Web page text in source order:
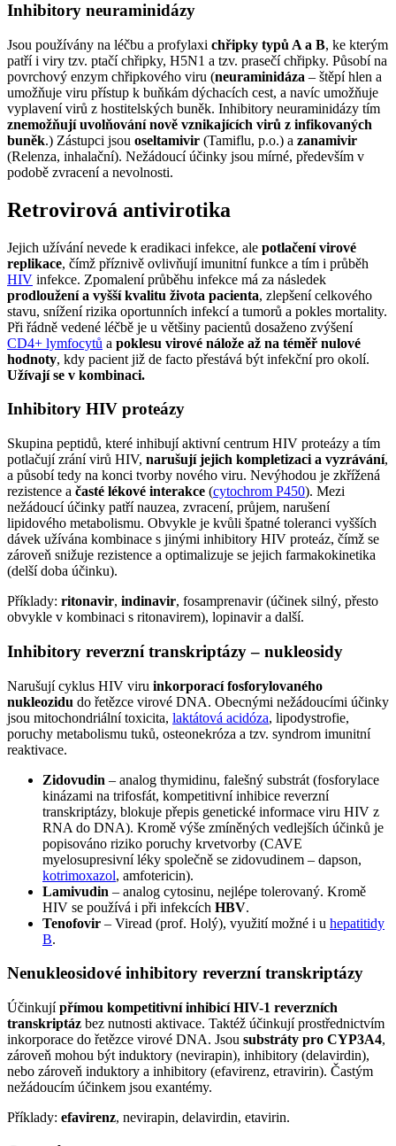
Inhibitory neuraminidázy
Jsou používány na léčbu a profylaxi chřipky typů A a B, ke kterým
patří i viry tzv. ptačí chřipky, H5N1 a tzv. prasečí chřipky. Působí na
povrchový enzym chřipkového viru (neuraminidáza – štěpí hlen a
umožňuje viru přístup k buňkám dýchacích cest, a navíc umožňuje
vyplavení virů z hostitelských buněk. Inhibitory neuraminidázy tím
znemožňují uvolňování nově vznikajících virů z infikovaných
buněk.) Zástupci jsou oseltamivir (Tamiflu, p.o.) a zanamivir
(Relenza, inhalační). Nežádoucí účinky jsou mírné, především v
podobě zvracení a nevolnosti.
Retrovirová antivirotika
Jejich užívání nevede k eradikaci infekce, ale potlačení virové
replikace, čímž příznivě ovlivňují imunitní funkce a tím i průběh
HIV infekce. Zpomalení průběhu infekce má za následek
prodloužení a vyšší kvalitu života pacienta, zlepšení celkového
stavu, snížení rizika oportunních infekcí a tumorů a pokles mortality.
Při řádně vedené léčbě je u většiny pacientů dosaženo zvýšení
CD4+ lymfocytů a poklesu virové nálože až na téměř nulové
hodnoty, kdy pacient již de facto přestává být infekční pro okolí.
Užívají se v kombinaci.
Inhibitory HIV proteázy
Skupina peptidů, které inhibují aktivní centrum HIV proteázy a tím
potlačují zrání virů HIV, narušují jejich kompletizaci a vyzrávání,
a působí tedy na konci tvorby nového viru. Nevýhodou je zkřížená
rezistence a časté lékové interakce (cytochrom P450). Mezi
nežádoucí účinky patří nauzea, zvracení, průjem, narušení
lipidového metabolismu. Obvykle je kvůli špatné toleranci vyšších
dávek užívána kombinace s jinými inhibitory HIV proteáz, čímž se
zároveň snižuje rezistence a optimalizuje se jejich farmakokinetika
(delší doba účinku).
Příklady: ritonavir, indinavir, fosamprenavir (účinek silný, přesto
obvykle v kombinaci s ritonavirem), lopinavir a další.
Inhibitory reverzní transkriptázy – nukleosidy
Narušují cyklus HIV viru inkorporací fosforylovaného
nukleozidu do řetězce virové DNA. Obecnými nežádoucími účinky
jsou mitochondriální toxicita, laktátová acidóza, lipodystrofie,
poruchy metabolismu tuků, osteonekróza a tzv. syndrom imunitní
reaktivace.
Zidovudin – analog thymidinu, falešný substrát (fosforylace
kinázami na trifosfát, kompetitivní inhibice reverzní
transkriptázy, blokuje přepis genetické informace viru HIV z
RNA do DNA). Kromě výše zmíněných vedlejších účinků je
popisováno riziko poruchy krvetvorby (CAVE
myelosupresivní léky společně se zidovudinem – dapson,
kotrimoxazol, amfotericin).
Lamivudin – analog cytosinu, nejlépe tolerovaný. Kromě
HIV se používá i při infekcích HBV.
Tenofovir – Viread (prof. Holý), využití možné i u hepatitidy
B.
Nenukleosidové inhibitory reverzní transkriptázy
Účinkujípřímou kompetitivní inhibicí HIV-1 reverzních
transkriptáz bez nutnosti aktivace. Taktéž účinkují prostřednictvím
inkorporace do řetězce virové DNA. Jsou substráty pro CYP3A4,
zároveň mohou být induktory (nevirapin), inhibitory (delavirdin),
nebo zároveň induktory a inhibitory (efavirenz, etravirin). Častým
nežádoucím účinkem jsou exantémy.
Příklady: efavirenz, nevirapin, delavirdin, etavirin.